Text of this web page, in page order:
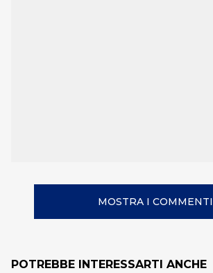
MOSTRA I COMMENTI
POTREBBE INTERESSARTI ANCHE